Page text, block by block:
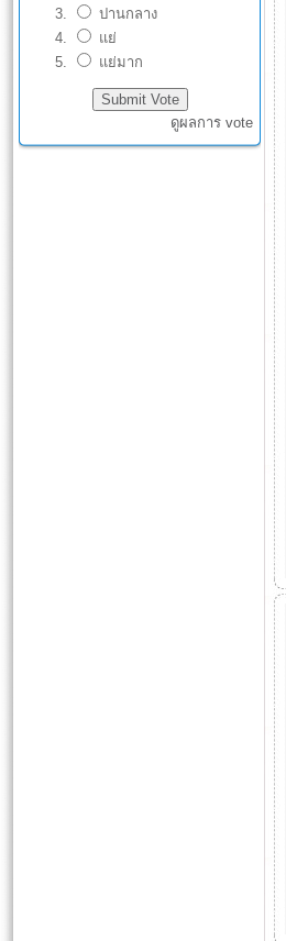
ปานกลาง
แย่
แย่มาก
ดูผลการ vote